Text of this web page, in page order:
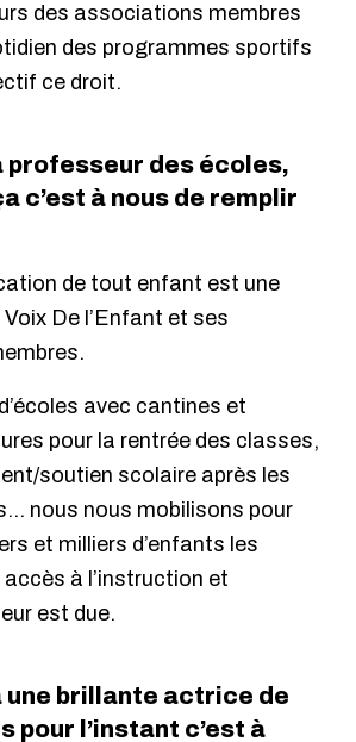
des associations membres
des programmes sportifs
ce droit.
professeur des écoles,
c’est à nous de remplir
de tout enfant est une
De l’Enfant et ses
avec cantines et
pour la rentrée des classes,
soutien scolaire après les
nous nous mobilisons pour
et milliers d’enfants les
accès à l’instruction et
est due.
une brillante actrice de
pour l’instant c’est à